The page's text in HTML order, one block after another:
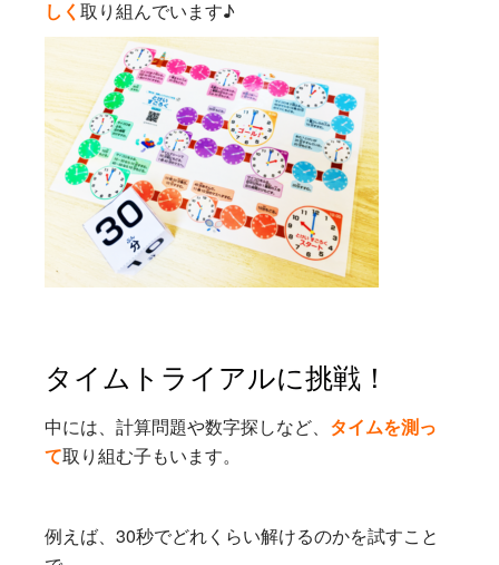
しく取り組んでいます♪
タイムトライアルに挑戦！
中には、計算問題や数字探しなど、 タイムを測っ
て取り組む子もいます。
例えば、30秒でどれくらい解けるのかを試すこと